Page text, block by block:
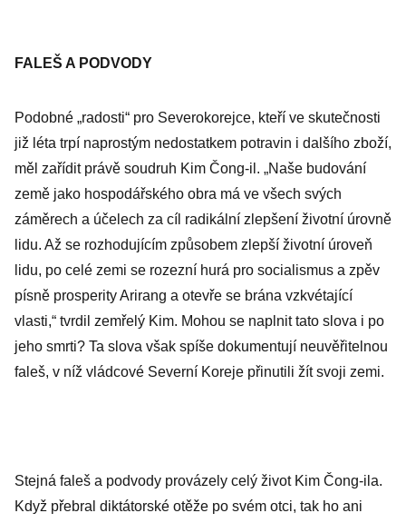
FALEŠ A PODVODY
Podobné „radosti“ pro Severokorejce, kteří ve skutečnosti
již léta trpí naprostým nedostatkem potravin i dalšího zboží,
měl zařídit právě soudruh Kim Čong-il. „Naše budování
země jako hospodářského obra má ve všech svých
záměrech a účelech za cíl radikální zlepšení životní úrovně
lidu. Až se rozhodujícím způsobem zlepší životní úroveň
lidu, po celé zemi se rozezní hurá pro socialismus a zpěv
písně prosperity Arirang a otevře se brána vzkvétající
vlasti,“ tvrdil zemřelý Kim. Mohou se naplnit tato slova i po
jeho smrti? Ta slova však spíše dokumentují neuvěřitelnou
faleš, v níž vládcové Severní Koreje přinutili žít svoji zemi.
Stejná faleš a podvody provázely celý život Kim Čong-ila.
Když přebral diktátorské otěže po svém otci, tak ho ani